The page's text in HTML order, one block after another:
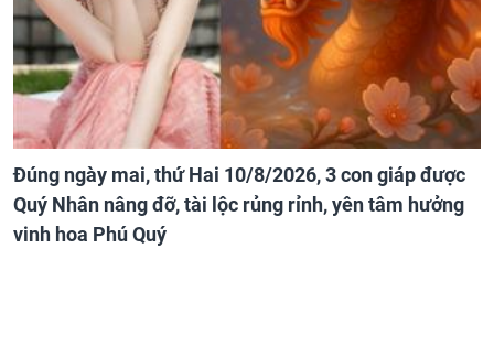
Đúng ngày mai, thứ Hai 10/8/2026, 3 con giáp được
Quý Nhân nâng đỡ, tài lộc rủng rỉnh, yên tâm hưởng
vinh hoa Phú Quý